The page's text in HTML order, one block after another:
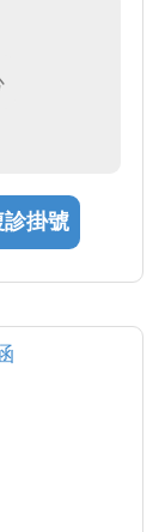
練醫院;並
學暨老年
相關之計
診掛號